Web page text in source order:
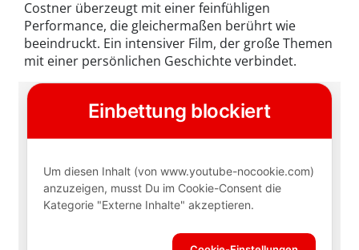
Costner überzeugt mit einer feinfühligen
Performance, die gleichermaßen berührt wie
beeindruckt. Ein intensiver Film, der große Themen
mit einer persönlichen Geschichte verbindet.